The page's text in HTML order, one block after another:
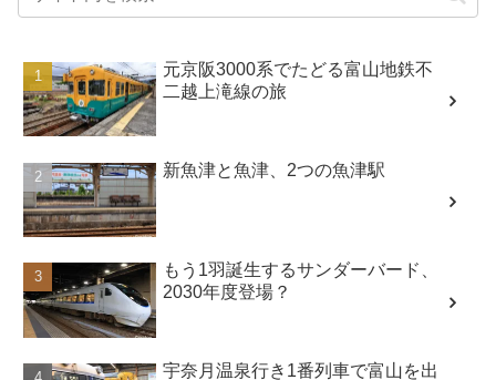
元京阪3000系でたどる富山地鉄不
二越上滝線の旅
新魚津と魚津、2つの魚津駅
もう1羽誕生するサンダーバード、
2030年度登場？
宇奈月温泉行き1番列車で富山を出